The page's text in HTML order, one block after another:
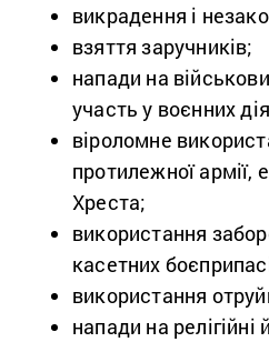
викрадення і
взяття заручників;
напади на
участь у воєнних
віроломне
протилежної
Хреста;
використання
касетних
використання
напади на релігійні